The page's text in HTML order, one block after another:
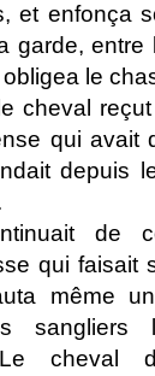
et enfonça
garde, entre
le
cheval
qui avait
depuis
de
qui faisait
même
sangliers
Le cheval